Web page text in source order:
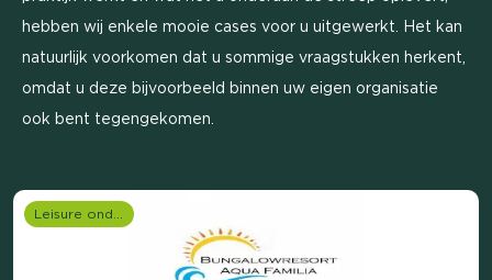
hebben wij enkele mooie cases voor u uitgewerkt. Het kan
natuurlijk voorkomen dat u sommige vraagstukken herkent,
omdat u deze bijvoorbeeld binnen uw eigen organisatie
ook bent tegengekomen.